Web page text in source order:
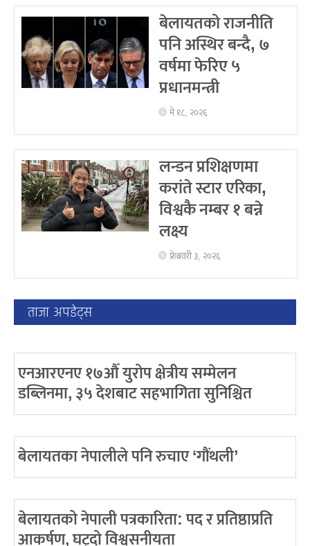
बेलायतको राजनीति
पनि अस्थिर बन्दै, ७
वर्षमा फेरिए ५
प्रधानमन्त्री
मे १८, २०२६
लन्डन प्रशिक्षणमा
करांते स्टार एरिका,
विश्वकै नम्बर १ बन्ने
लक्ष्य
फ्रेब्रवरी ३, २०२६
ताजा अपडेट्स
एनआरएनए १७औँ युरोप क्षेत्रीय सम्मेलन
डब्लिनमा, ३५ देशबाट सहभागिता सुनिश्चित
बेलायतका नेपालीले पनि रुचाए ‘गौंथली’
बेलायतको नेपाली पत्रकारिता: पद र प्रतिष्ठाप्रति
आकर्षण, घट्दो विश्वसनीयता